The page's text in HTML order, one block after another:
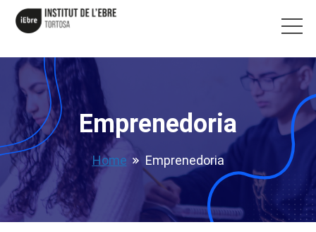
Emprenedoria
Home Emprenedoria